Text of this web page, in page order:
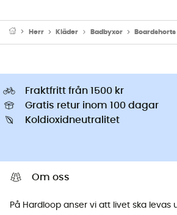
Herr Kläder Badbyxor
Fraktfritt från 1500 kr
Gratis retur inom 100 dagar
Koldioxidneutralitet
Om oss
På Hardloop anser vi att livet ska levas